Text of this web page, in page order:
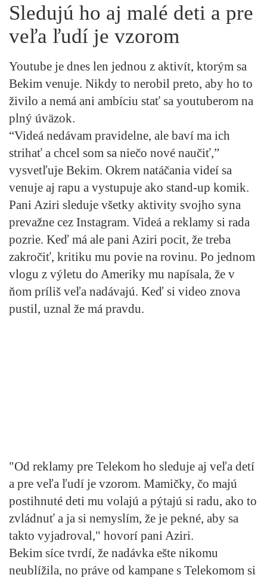
Sledujú ho aj malé deti a pre
veľa ľudí je vzorom
Youtube je dnes len jednou z aktivít, ktorým sa
Bekim venuje. Nikdy to nerobil preto, aby ho to
živilo a nemá ani ambíciu stať sa youtuberom na
plný úväzok.
“Videá nedávam pravidelne, ale baví ma ich
strihať a chcel som sa niečo nové naučiť,”
vysvetľuje Bekim. Okrem natáčania videí sa
venuje aj rapu a vystupuje ako stand-up komik.
Pani Aziri sleduje všetky aktivity svojho syna
prevažne cez Instagram. Videá a reklamy si rada
pozrie. Keď má ale pani Aziri pocit, že treba
zakročiť, kritiku mu povie na rovinu. Po jednom
vlogu z výletu do Ameriky mu napísala, že v
ňom príliš veľa nadávajú. Keď si video znova
pustil, uznal že má pravdu.
"Od reklamy pre Telekom ho sleduje aj veľa detí
a pre veľa ľudí je vzorom. Mamičky, čo majú
postihnuté deti mu volajú a pýtajú si radu, ako to
zvládnuť a ja si nemyslím, že je pekné, aby sa
takto vyjadroval," hovorí pani Aziri.
Bekim síce tvrdí, že nadávka ešte nikomu
neublížila, no práve od kampane s Telekomom si